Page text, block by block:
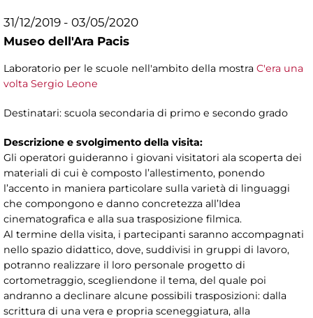
31/12/2019 - 03/05/2020
Museo dell'Ara Pacis
Laboratorio per le scuole nell'ambito della mostra C'era una
volta Sergio Leone
Destinatari: scuola secondaria di primo e secondo grado
Descrizione e svolgimento della visita:
Gli operatori guideranno i giovani visitatori ala scoperta dei
materiali di cui è composto l’allestimento, ponendo
l’accento in maniera particolare sulla varietà di linguaggi
che compongono e danno concretezza all’Idea
cinematografica e alla sua trasposizione filmica.
Al termine della visita, i partecipanti saranno accompagnati
nello spazio didattico, dove, suddivisi in gruppi di lavoro,
potranno realizzare il loro personale progetto di
cortometraggio, scegliendone il tema, del quale poi
andranno a declinare alcune possibili trasposizioni: dalla
scrittura di una vera e propria sceneggiatura, alla